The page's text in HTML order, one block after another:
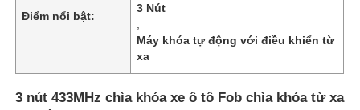
Điểm nổi bật:
3 Nút
Máy khóa tự động với điều khiển từ
xa
3 nút 433MHz chìa khóa xe ô tô Fob chìa khóa từ xa